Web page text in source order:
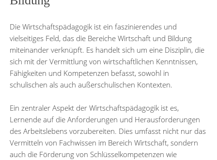
Die Wirtschaftspädagogik ist ein faszinierendes und
vielseitiges Feld, das die Bereiche Wirtschaft und Bildung
miteinander verknüpft. Es handelt sich um eine Disziplin, die
sich mit der Vermittlung von wirtschaftlichen Kenntnissen,
Fähigkeiten und Kompetenzen befasst, sowohl in
schulischen als auch außerschulischen Kontexten.
Ein zentraler Aspekt der Wirtschaftspädagogik ist es,
Lernende auf die Anforderungen und Herausforderungen
des Arbeitslebens vorzubereiten. Dies umfasst nicht nur das
Vermitteln von Fachwissen im Bereich Wirtschaft, sondern
auch die Förderung von Schlüsselkompetenzen wie